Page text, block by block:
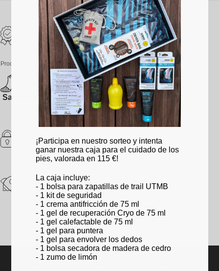
Garantía de 2 años
Productos garantizados contra defectos.
Satisfecho o te devolvemos
tu dinero
Devoluciones de 30 días
Pago seguro
Envío rápido
24h a 48h
¡Participa en nuestro sorteo y intenta
ganar nuestra caja para el cuidado de los
pies, valorada en 115 €!
La caja incluye:
- 1 bolsa para zapatillas de trail UTMB
- 1 kit de seguridad
- 1 crema antifricción de 75 ml
- 1 gel de recuperación Cryo de 75 ml
- 1 gel calefactable de 75 ml
- 1 gel para puntera
- 1 gel para envolver los dedos
- 1 bolsa secadora de madera de cedro
- 1 zumo de limón